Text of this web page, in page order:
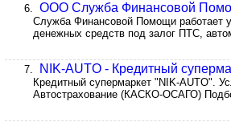
6. ООО Служба Финансовой
Служба Финансовой Помощи работает
денежных средств под залог ПТС,
7. NIK-AUTO - Кредитный
Кредитный супермаркет "NIK-AUTO".
Автострахование (КАСКО-ОСАГО)